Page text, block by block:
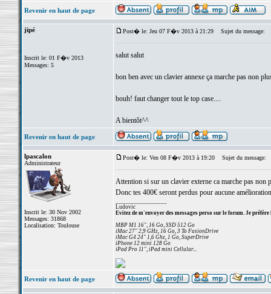
Revenir en haut de page
jipé
Inscrit le: 01 F�v 2013
Messages: 5
Post� le: Jeu 07 F�v 2013 à 21:29 Sujet du message:
salut salut
bon ben avec un clavier annexe ça marche pas non
bouh! faut changer tout le top case....
A bientôt^^
Revenir en haut de page
lpascalon
Administrateur
Inscrit le: 30 Nov 2002
Messages: 31868
Localisation: Toulouse
Post� le: Ven 08 F�v 2013 à 19:20 Sujet du message:
Attention si sur un clavier externe ca marche pas
Donc tes 400€ seront perdus pour aucune
Ludovic
Evitez de m'envoyer des messages perso sur le forum. Je préfère
MBP M1 16", 16 Go, SSD 512 Go
iMac 27" 2,9 GHz, 16 Go, 3 To FusionDrive
iMac G4 24" 1,6 Ghz, 1 Go, SuperDrive
iPhone 12 mini 128 Go
iPad Pro 11", iPad mini Cellular...
Revenir en haut de page